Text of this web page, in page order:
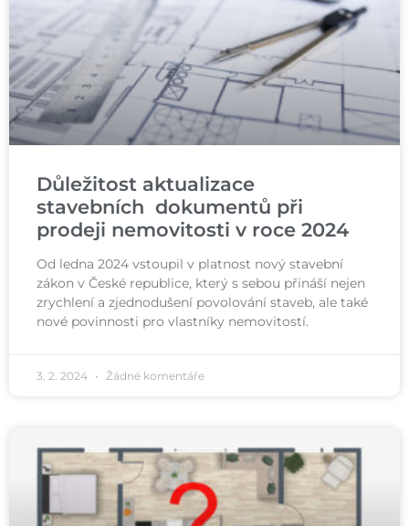
Důležitost aktualizace
stavebních dokumentů při
prodeji nemovitosti v roce 2024
Od ledna 2024 vstoupil v platnost nový stavební
zákon v České republice, který s sebou přináší nejen
zrychlení a zjednodušení povolování staveb, ale také
nové povinnosti pro vlastníky nemovitostí.
3. 2. 2024 Žádné komentáře